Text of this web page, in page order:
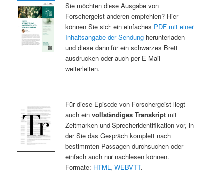
Sie möchten diese Ausgabe von
Forschergeist anderen empfehlen? Hier
können Sie sich ein einfaches PDF mit einer
Inhaltsangabe der Sendungherunterladen
und diese dann für ein schwarzes Brett
ausdrucken oder auch per E-Mail
weiterleiten.
Für diese Episode von Forschergeist liegt
auch ein vollständiges Transkriptmit
Zeitmarken und Sprecheridentifikation vor, in
der Sie das Gespräch komplett nach
bestimmten Passagen durchsuchen oder
einfach auch nur nachlesen können.
Formate: HTML , WEBVTT.